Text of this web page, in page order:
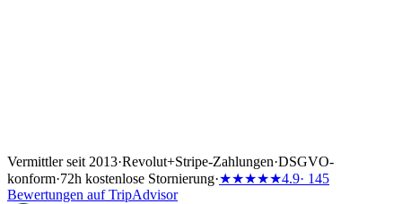
Vermittler seit 2013·Revolut+Stripe-Zahlungen·DSGVO-
konform·72h kostenlose Stornierung·★★★★★4.9· 145
Bewertungen auf TripAdvisor